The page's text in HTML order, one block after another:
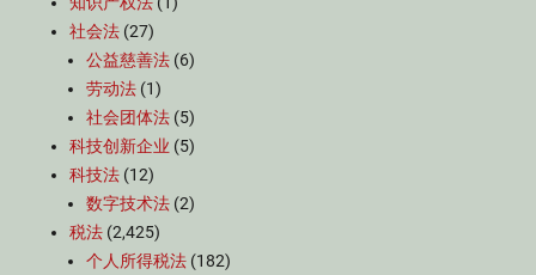
社会法 (27)
公益慈善法 (6)
劳动法 (1)
社会团体法 (5)
科技创新企业 (5)
科技法 (12)
数字技术法 (2)
税法 (2,425)
个人所得税法 (182)